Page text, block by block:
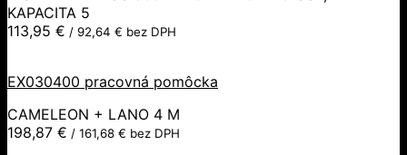
KAPACITA 5
113,95 € / 92,64 € bez DPH
EX030400 pracovná pomôcka
CAMELEON + LANO 4 M
198,87 € / 161,68 € bez DPH